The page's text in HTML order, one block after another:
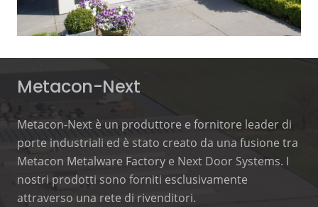
Metacon-Next
Metacon-Next è un produttore e fornitore leader di
porte industriali ed è stato creato da una fusione tra
Metacon Metalware Factory e Next Door Systems. I
nostri prodotti sono forniti esclusivamente
attraverso una rete di rivenditori.